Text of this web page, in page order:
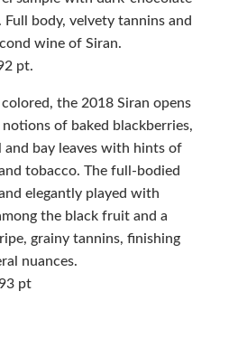
body, velvety tannins and
wine of Siran.
pt.
the 2018 Siran opens
of baked blackberries,
and bay leaves with hints of
tobacco. The full-bodied
elegantly played with
the black fruit and a
grainy tannins, finishing
nuances.
pt